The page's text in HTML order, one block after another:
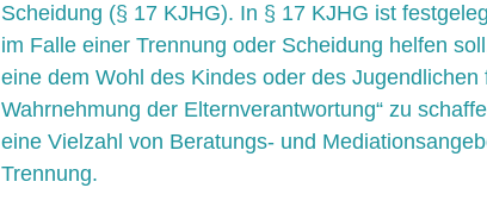
Scheidung (§ 17 KJHG). In § 17 KJHG ist
im Falle einer Trennung oder Scheidung helfen
eine dem Wohl des Kindes oder des Jugendlichen
Wahrnehmung der Elternverantwortung“ zu
eine Vielzahl von Beratungs- und
Trennung.